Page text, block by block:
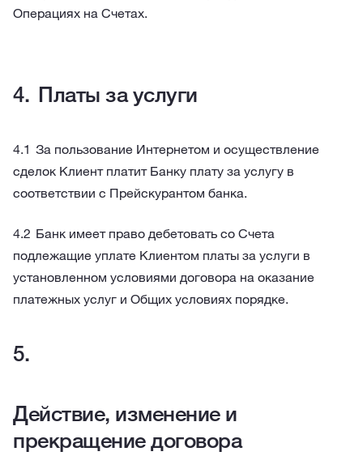
Операциях на Счетах.
Платы за услуги
За пользование Интернетом и осуществление
сделок Клиент платит Банку плату за услугу в
соответствии с Прейскурантом банка.
Банк имеет право дебетовать со Счета
подлежащие уплате Клиентом платы за услуги в
установленном условиями договора на оказание
платежных услуг и Общих условиях порядке.
Действие, изменение и
прекращение договора